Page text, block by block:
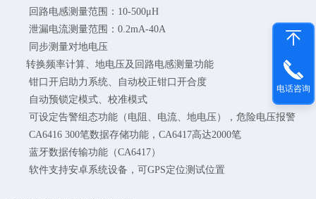
回路电感测量范围：10-500μH
泄漏电流测量范围：0.2mA-40A
同步测量对地电压
转换频率计算、地电压及回路电感测量功能
钳口开启助力系统、自动校正钳口开合度
自动预锁定模式、校准模式
可设定告警组态功能（电阻、电流、地电压），危险电压报警
CA6416 300笔数据存储功能，CA6417高达2000笔
蓝牙数据传输功能（CA6417）
软件支持安卓系统设备，可GPS定位测试位置
电话咨询